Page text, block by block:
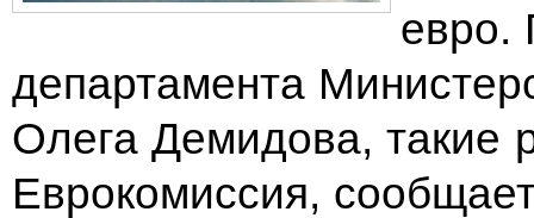
евро.
департамента
Олега Демидова, такие
Еврокомиссия,